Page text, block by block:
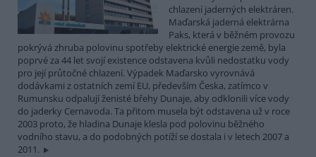
chlazení jaderných elektráren.
Maďarská jaderná elektrárna
Paks, která v běžném provozu
pokrývá zhruba polovinu spotřeby elektrické energie země, byla
poprvé za 44 let svojí existence odstavena kvůli nedostatku vody
pro její průtočné chlazení. Výpadek Maďarsko vyrovnává
dodávkami z ostatních zemí EU, především Česka, zatímco v
Rumunsku odpalují ženisté břehy Dunaje, aby odklonili více vody
do jaderky Cernavoda. Ta přitom musela být odstavena už v roce
2003 proto, že hladina Dunaje klesla pod polovinu běžného
vodního stavu, a do podobných potíží se dostala i v letech 2007 a
2011.